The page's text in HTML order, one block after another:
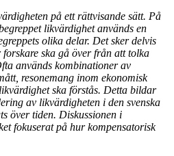
på ett rättvisande sätt. På
likvärdighet används en
olika delar. Det sker delvis
ska gå över från att tolka
används kombinationer av
resonemang inom ekonomisk
ska förstås. Detta bildar
av lik­värdigheten i den svenska
över tiden. Diskussionen i
fokuserat på hur kompensatorisk